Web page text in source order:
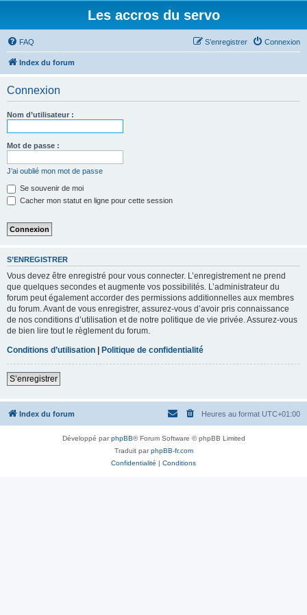
Les accros du servo
FAQ Connexion
S’enregistrer
Index du forum
Connexion
Nom d’utilisateur :
Mot de passe :
J’ai oublié mon mot de passe
Se souvenir de moi
Cacher mon statut en ligne pour cette session
S’ENREGISTRER
Vous devez être enregistré pour vous connecter. L’enregistrement ne prend
que quelques secondes et augmente vos possibilités. L’administrateur du
forum peut également accorder des permissions additionnelles aux membres
du forum. Avant de vous enregistrer, assurez-vous d’avoir pris connaissance
de nos conditions d’utilisation et de notre politique de vie privée. Assurez-vous
de bien lire tout le règlement du forum.
Conditions d’utilisation | Politique de confidentialité
S’enregistrer
Index du forum Heures au format UTC+01:00
Développé parphpBB® Forum Software © phpBB Limited
Traduit parphpBB-fr.com
Confidentialité | Conditions